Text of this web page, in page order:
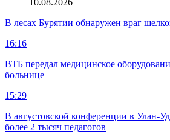
В лесах Бурятии обнаружен враг
16:16
ВТБ передал медицинское
больнице
15:29
В августовской конференции в Улан-
более 2 тысяч педагогов